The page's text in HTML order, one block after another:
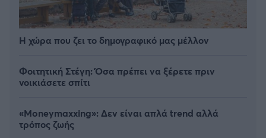
Η χώρα που ζει το δημογραφικό μας μέλλον
Φοιτητική Στέγη: Όσα πρέπει να ξέρετε πριν
νοικιάσετε σπίτι
«Moneymaxxing»: Δεν είναι απλά trend αλλά
τρόπος ζωής